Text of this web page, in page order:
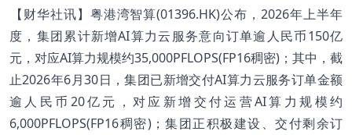
​【财华社讯】粤港湾智算(01396.HK)公布，2026年上半年
度，集团累计新增AI算力云服务意向订单逾人民币150亿
元，对应AI算力规模约35,000PFLOPS(FP16稠密)；其中，截
止2026年6月30日，集团已新增交付AI算力云服务订单金额
逾人民币20亿元，对应新增交付运营AI算力规模约
6,000PFLOPS(FP16稠密)；集团正积极建设、交付剩余订